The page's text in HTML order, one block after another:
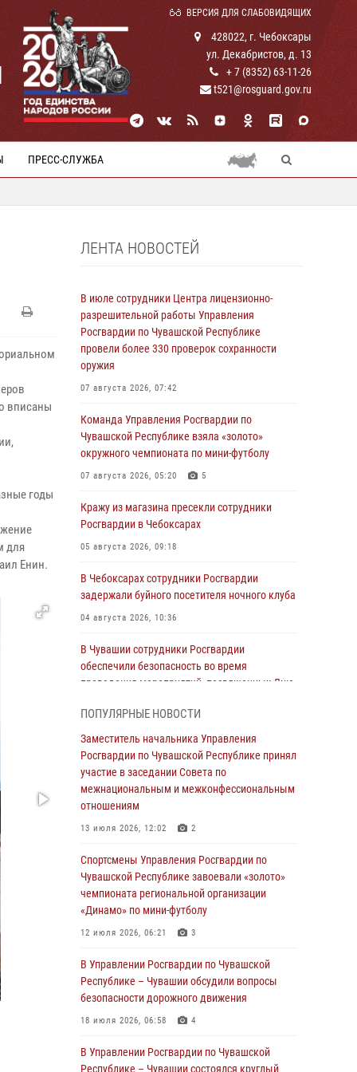
ВЕРСИЯ ДЛЯ СЛАБОВИДЯЩИХ
428022, г. Чебоксары
ул. Декабристов, д. 13
+ 7 (8352) 63-11-26
t521@rosguard.gov.ru
ПРЕСС-СЛУЖБА
вписаны
годы
для
Енин.
ЛЕНТА НОВОСТЕЙ
В июле сотрудники Центра лицензионно-
разрешительной работы Управления
Росгвардии по Чувашской Республике
провели более 330 проверок сохранности
оружия
07 августа 2026, 07:42
Команда Управления Росгвардии по
Чувашской Республике взяла «золото»
окружного чемпионата по мини-футболу
07 августа 2026, 05:20 5
Кражу из магазина пресекли сотрудники
Росгвардии в Чебоксарах
05 августа 2026, 09:18
В Чебоксарах сотрудники Росгвардии
задержали буйного посетителя ночного клуба
04 августа 2026, 10:36
В Чувашии сотрудники Росгвардии
обеспечили безопасность во время
проведения мероприятий, посвященных Дню
В июле сотрудники вневедомственной
охраны Росгвардии задержали более 200
граждан, подозреваемых в совершении
правонарушений
03 августа 2026, 08:20
В Росгвардии вспоминают российских
воинов, погибших в Первой мировой войне
1914-1918 годов
01 августа 2026, 07:19
подозреваемого в причинении тяжкого вреда
здоровью
01 августа 2026, 06:12
национальной гвардии Российской
Федерации
ПОПУЛЯРНЫЕ НОВОСТИ
Заместитель начальника Управления
Росгвардии по Чувашской Республике принял
участие в заседании Совета по
межнациональным и межконфессиональным
отношениям
13 июля 2026, 12:02 2
Спортсмены Управления Росгвардии по
Чувашской Республике завоевали «золото»
чемпионата региональной организации
«Динамо» по мини-футболу
12 июля 2026, 06:21 3
В Управлении Росгвардии по Чувашской
Республике – Чувашии обсудили вопросы
безопасности дорожного движения
18 июля 2026, 06:58 4
В Управлении Росгвардии по Чувашской
Республике – Чувашии состоялся круглый